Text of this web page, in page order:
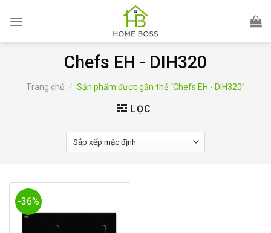
Chefs EH - DIH320
Trang chủ / Sản phẩm được gắn thẻ “Chefs EH - DIH320”
LỌC
-36%